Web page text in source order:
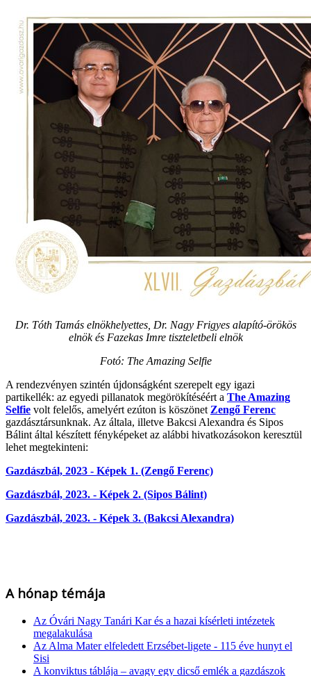
Dr. Tóth Tamás elnökhelyettes, Dr. Nagy Frigyes alapító-örökös
elnök és Fazekas Imre tiszteletbeli elnök
Fotó: The Amazing Selfie
A rendezvényen szintén újdonságként szerepelt egy igazi
partikellék: az egyedi pillanatok megörökítéséért a The Amazing
Selfie volt felelős, amelyért ezúton is köszönet Zengő Ferenc
gazdásztársunknak. Az általa, illetve Bakcsi Alexandra és Sipos
Bálint által készített fényképeket az alábbi hivatkozásokon keresztül
lehet megtekinteni:
Gazdászbál, 2023 - Képek 1. (Zengő Ferenc)
Gazdászbál, 2023. - Képek 2. (Sipos Bálint)
Gazdászbál, 2023. - Képek 3. (Bakcsi Alexandra)
A hónap témája
Az Óvári Nagy Tanári Kar és a hazai kísérleti intézetek
megalakulása
Az Alma Mater elfeledett Erzsébet-ligete - 115 éve hunyt el
Sisi
A konviktus táblája – avagy egy dicső emlék a gazdászok